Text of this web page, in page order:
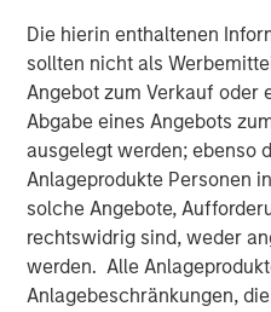
Die hierin enthaltenen
sollten nicht als
Angebot zum Verkauf oder
Abgabe eines Angebots
ausgelegt werden; ebenso
Anlageprodukte Personen
solche Angebote,
rechtswidrig sind, weder
werden. Alle
Anlagebeschränkungen,
ARTIKEL